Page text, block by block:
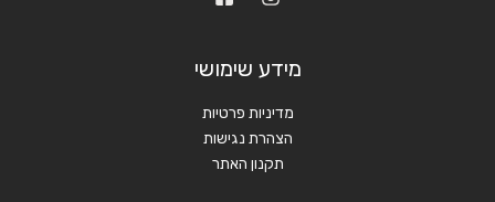
מידע שימושי
מדיניות פרטיות
הצהרת נגישות
תקנון האתר